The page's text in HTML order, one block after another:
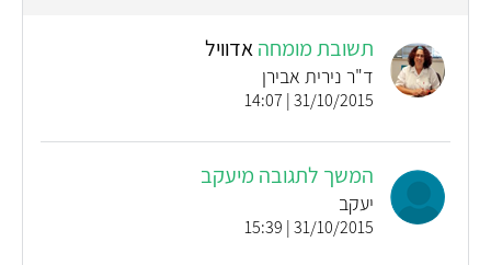
תשובת מומחהאדוויל
ד"ר נירית אבירן
31/10/2015 | 14:07
המשך לתגובה מיעקב
יעקב
31/10/2015 | 15:39